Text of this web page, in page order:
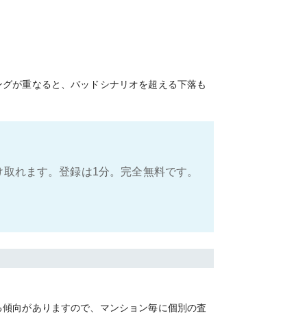
が重なると、バッドシナリオを超える下落も
れます。登録は1分。完全無料です。
向がありますので、マンション毎に個別の査